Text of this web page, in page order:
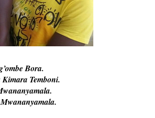
Bora.
Temboni.